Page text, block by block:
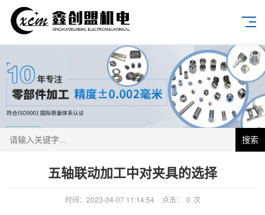
搜索
五轴联动加工中对夹具的选择
时间：2023-04-07 11:14:54 点击： 0 次